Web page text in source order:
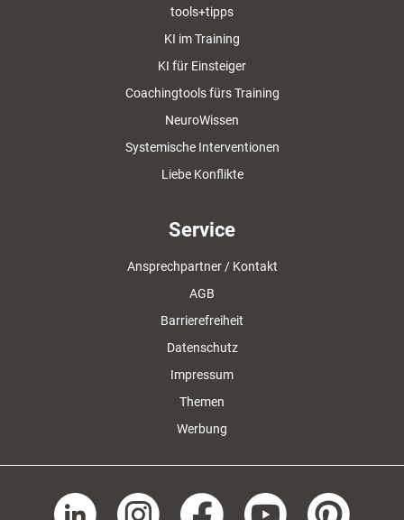
tools+tipps
KI im Training
KI für Einsteiger
Coachingtools fürs Training
NeuroWissen
Systemische Interventionen
Liebe Konflikte
Service
Ansprechpartner / Kontakt
AGB
Barrierefreiheit
Datenschutz
Impressum
Themen
Werbung